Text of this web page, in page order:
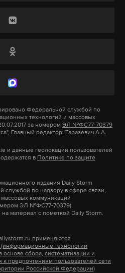
Daily Storm в
press/Pravda
тоже было очень плохо, все
Кареты скорой
пострадавших. Еще до
спрятать мобильный
задержанных не
врачей они были
для них был
Время пребывания в
Петербурге, не
Федеральной службой по
технологий и массовых
за номером ЭЛ №ФС77-70379
Главный редактор: Таразевич А.А.
и данные геолокации пользователей
в Политике по защите
издания Daily Storm
службой по надзору в сфере связи,
коммуникаций
ЭЛ №ФС77-70379)
материал с пометкой Daily Storm.
применяются
технологии
сбора, систематизации и
предпочтениям пользователей сети
Российской Федерации)